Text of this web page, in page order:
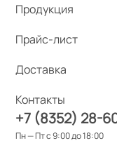
Продукция
Прайс-лист
Доставка
Контакты
+7 (8352) 28-
Пн — Пт с 9:00 до 18:00